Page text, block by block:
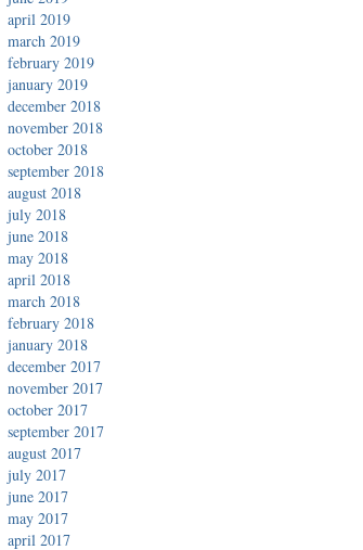
april 2019
march 2019
february 2019
january 2019
december 2018
november 2018
october 2018
september 2018
august 2018
july 2018
june 2018
may 2018
april 2018
march 2018
february 2018
january 2018
december 2017
november 2017
october 2017
september 2017
august 2017
july 2017
june 2017
may 2017
april 2017